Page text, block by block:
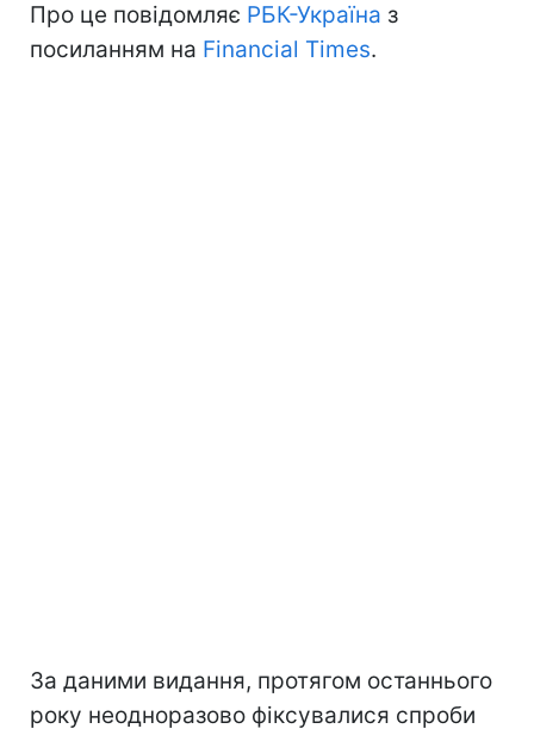
Про це повідомляє РБК-Україна з
посиланням на Financial Times.
За даними видання, протягом останнього
року неодноразово фіксувалися спроби